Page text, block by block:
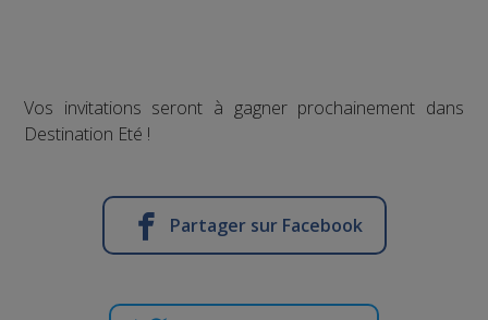
Vos invitations seront à gagner prochainement dans
Destination Eté !
Partager sur Facebook